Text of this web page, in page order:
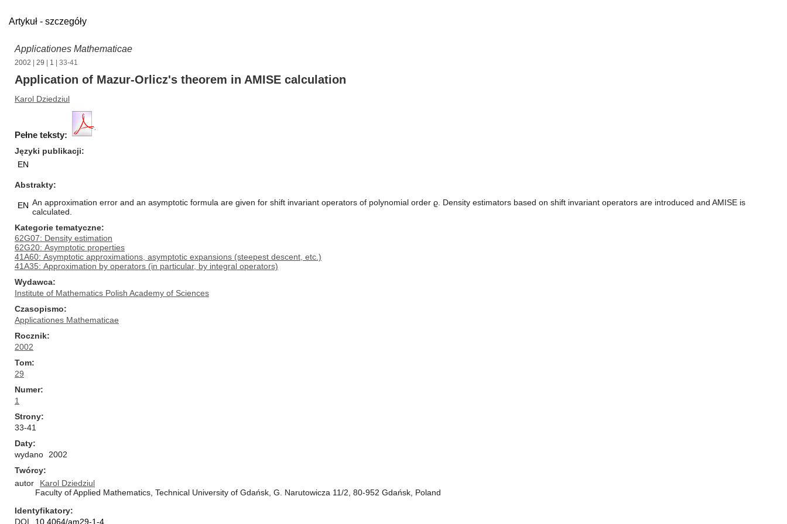
Artykuł - szczegóły
Applicationes Mathematicae
2002 29 1 | 33-41
Application of Mazur-Orlicz's theorem in AMISE calculation
Karol Dziedziul
Pełne teksty:
Języki publikacji
EN
Abstrakty
EN An approximation error and an asymptotic formula are given for shift invariant operators of polynomial order ϱ. Density estimators based on shift invariant operators are introduced and AMISE is
calculated.
Kategorie tematyczne
62G07: Density estimation
62G20: Asymptotic properties
41A60: Asymptotic approximations, asymptotic expansions (steepest descent, etc.)
41A35: Approximation by operators (in particular, by integral operators)
Wydawca
Institute of Mathematics Polish Academy of Sciences
Czasopismo
Applicationes Mathematicae
Rocznik
2002
Tom
29
Numer
1
Strony
33-41
Daty
wydano
2002
Twórcy
autor
Karol Dziedziul
Faculty of Applied Mathematics, Technical University of Gdańsk, G. Narutowicza 11/2, 80-952 Gdańsk, Poland
Identyfikatory
DOI
10.4064/am29-1-4